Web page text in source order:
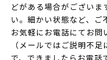
どがある場合がございま
い。細かい状態など、ご
お気軽にお電話にてお問
（メールではご説明不
で、できましたらお電話